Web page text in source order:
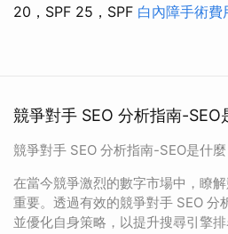
20，SPF 25，SPF 白內障手術費
競爭對手 SEO 分析指南-SEO
競爭對手 SEO 分析指南-SEO是什麼
在當今競爭激烈的數字市場中，瞭
重要。透過有效的競爭對手 SEO 分
並優化自身策略，以提升搜尋引擎排